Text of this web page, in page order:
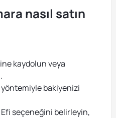
nasıl satın
kaydolun veya
bakiyenizi
seçeneğini belirleyin,